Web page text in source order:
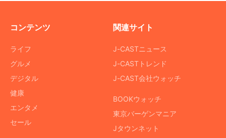
コンテンツ
ライフ
グルメ
デジタル
健康
エンタメ
セール
関連サイト
J-CASTニュース
J-CASTトレンド
J-CAST会社ウォッチ
BOOKウォッチ
東京バーゲンマニア
Jタウンネット